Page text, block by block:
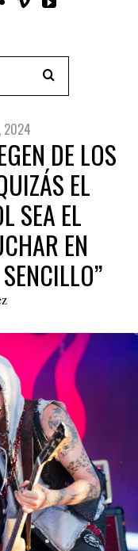
2024
DE LOS
EL
SEA EL
EN